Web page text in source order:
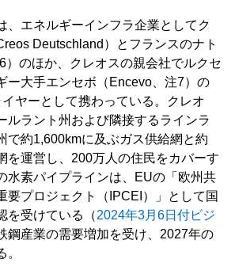
、エネルギーインフラ企業としてク
Deutschland）とフランスのナト
）のほか、クレオスの親会社でルクセ
ー大手エンセボ（Encevo、注7）の
ヤーとして携わっている。クレオ
ルラント州および隣接するラインラ
で約1,600kmに及ぶガス供給網と約
を運営し、200万人の住民をカバーす
水素パイプラインは、EUの「欧州共
要プロジェクト（IPCEI）」として国
を受けている（2024年3月6日付ビジ
鋼産業の需要増加を受け、2027年の